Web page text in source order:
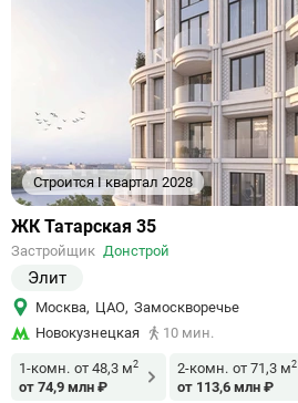
Строится I квартал 2028
Ссылка
объект
ЖК Татарская 35
Застройщик Донстрой
Элит
Москва, ЦАО, Замоскворечье
Новокузнецкая
10 мин.
1-комн. от 48,3 м2
от 74,9 млн ₽
2-комн. от 71,3 м2
от 113,6 млн ₽